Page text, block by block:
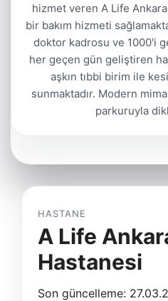
hizmet veren A Life
bir bakım hizmeti
doktor kadrosu ve 1000'i
her geçen gün geliştiren
aşkın tıbbi birim ile
sunmaktadır. Modern
parkuruyla
HASTANE
A Life
Hastanesi
Son güncelleme: